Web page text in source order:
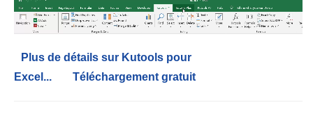
Plus de détails sur Kutools pour
Excel...
Téléchargement gratuit